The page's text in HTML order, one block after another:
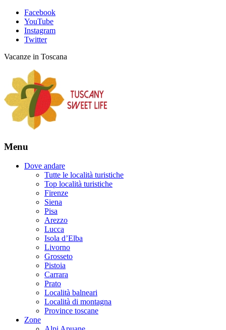
Facebook
YouTube
Instagram
Twitter
Vacanze in Toscana
Menu
Dove andare
Tutte le località turistiche
Top località turistiche
Firenze
Siena
Pisa
Arezzo
Lucca
Isola d’Elba
Livorno
Grosseto
Pistoia
Carrara
Prato
Località balneari
Località di montagna
Province toscane
Zone